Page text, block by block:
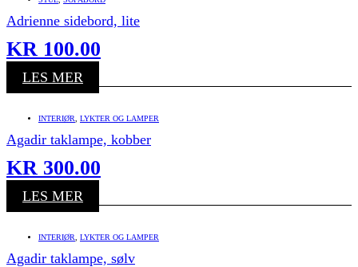
Adrienne sidebord, lite
KR 100.00
LES MER
INTERIØR LYKTER OG LAMPER
Agadir taklampe, kobber
KR 300.00
LES MER
INTERIØR LYKTER OG LAMPER
Agadir taklampe, sølv